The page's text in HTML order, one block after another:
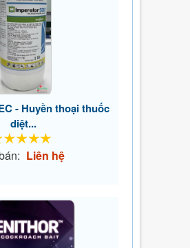
- Huyền thoại thuốc
diệt...
Liên hệ